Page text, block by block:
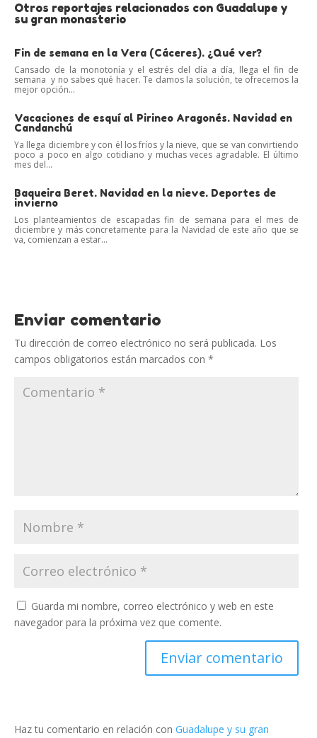
Otros reportajes relacionados con Guadalupe y
su gran monasterio
Fin de semana en la Vera (Cáceres). ¿Qué ver?
Cansado de la monotonía y el estrés del día a día, llega el fin de
semana y no sabes qué hacer. Te damos la solución, te ofrecemos la
mejor opción...
Vacaciones de esquí al Pirineo Aragonés. Navidad en
Candanchú
Ya llega diciembre y con él los fríos y la nieve, que se van convirtiendo
poco a poco en algo cotidiano y muchas veces agradable. El último
mes del...
Baqueira Beret. Navidad en la nieve. Deportes de
invierno
Los planteamientos de escapadas fin de semana para el mes de
diciembre y más concretamente para la Navidad de este año que se
va, comienzan a estar...
Enviar comentario
Tu dirección de correo electrónico no será publicada. Los
campos obligatorios están marcados con *
Guarda mi nombre, correo electrónico y web en este
navegador para la próxima vez que comente.
Haz tu comentario en relación con Guadalupe y su gran